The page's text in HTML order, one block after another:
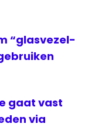
“glasvezel-
gaat vast
via